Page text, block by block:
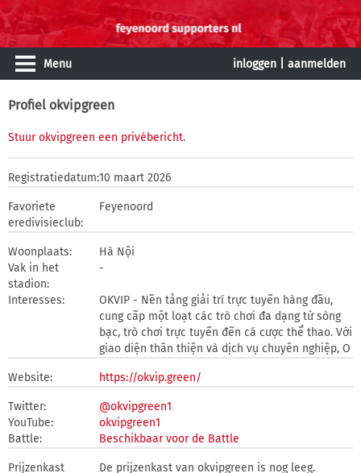
Menu inloggen aanmelden
Profiel okvipgreen
Stuur okvipgreen een privébericht.
Registratiedatum:10 maart 2026
Favoriete
eredivisieclub:
Feyenoord
Woonplaats:
Hà Nội
Vak in het
stadion:
-
Interesses:
OKVIP - Nền tảng giải trí trực tuyến hàng đầu,
cung cấp một loạt các trò chơi đa dạng từ sòng
bạc, trò chơi trực tuyến đến cá cược thể thao. Với
giao diện thân thiện và dịch vụ chuyên nghiệp, O
Website: https://okvip.green/
Twitter:
@okvipgreen1
YouTube:
okvipgreen1
Battle:
Beschikbaar voor de Battle
Prijzenkast De prijzenkast van okvipgreen is nog leeg.